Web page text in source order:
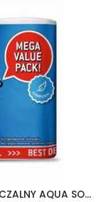
THETFORD PAPIER TOALETOWY ROZPUSZCZALNY AQUA SOFT 6 ROLEK